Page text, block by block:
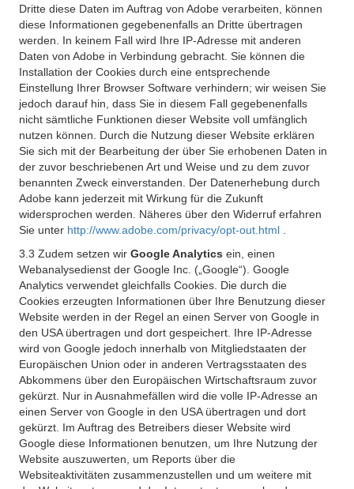
Dritte diese Daten im Auftrag von Adobe verarbeiten, können
diese Informationen gegebenenfalls an Dritte übertragen
werden. In keinem Fall wird Ihre IP-Adresse mit anderen
Daten von Adobe in Verbindung gebracht. Sie können die
Installation der Cookies durch eine entsprechende
Einstellung Ihrer Browser Software verhindern; wir weisen Sie
jedoch darauf hin, dass Sie in diesem Fall gegebenenfalls
nicht sämtliche Funktionen dieser Website voll umfänglich
nutzen können. Durch die Nutzung dieser Website erklären
Sie sich mit der Bearbeitung der über Sie erhobenen Daten in
der zuvor beschriebenen Art und Weise und zu dem zuvor
benannten Zweck einverstanden. Der Datenerhebung durch
Adobe kann jederzeit mit Wirkung für die Zukunft
widersprochen werden. Näheres über den Widerruf erfahren
Sie unter http://www.adobe.com/privacy/opt-out.html
3.3 Zudem setzen wir Google Analytics ein, einen
Webanalysedienst der Google Inc. („Google“). Google
Analytics verwendet gleichfalls Cookies. Die durch die
Cookies erzeugten Informationen über Ihre Benutzung dieser
Website werden in der Regel an einen Server von Google in
den USA übertragen und dort gespeichert. Ihre IP-Adresse
wird von Google jedoch innerhalb von Mitgliedstaaten der
Europäischen Union oder in anderen Vertragsstaaten des
Abkommens über den Europäischen Wirtschaftsraum zuvor
gekürzt. Nur in Ausnahmefällen wird die volle IP-Adresse an
einen Server von Google in den USA übertragen und dort
gekürzt. Im Auftrag des Betreibers dieser Website wird
Google diese Informationen benutzen, um Ihre Nutzung der
Website auszuwerten, um Reports über die
Websiteaktivitäten zusammenzustellen und um weitere mit